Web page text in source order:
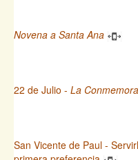
Novena a Santa Ana
22 de Julio - La
San Vicente de Paul -